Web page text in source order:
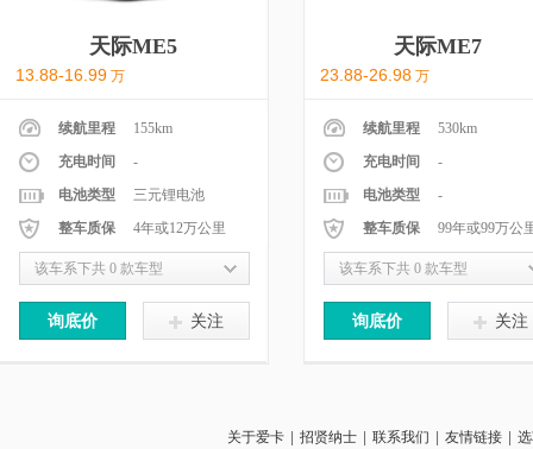
天际ME5
13.88-16.99 万
续航里程
155km
充电时间
-
电池类型
三元锂电池
整车质保
4年或12万公里
该车系下共 0 款车型
询底价 关注
天际ME7
23.88-26.98 万
续航里程
530km
充电时间
-
电池类型
-
整车质保
99年或99万公
该车系下共 0 款车型
询底价 关注
关于爱卡 招贤纳士 联系我们 友情链接